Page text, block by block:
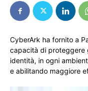
CyberArk ha fornito a
capacità di proteggere
identità, in ogni
e abilitando maggiore